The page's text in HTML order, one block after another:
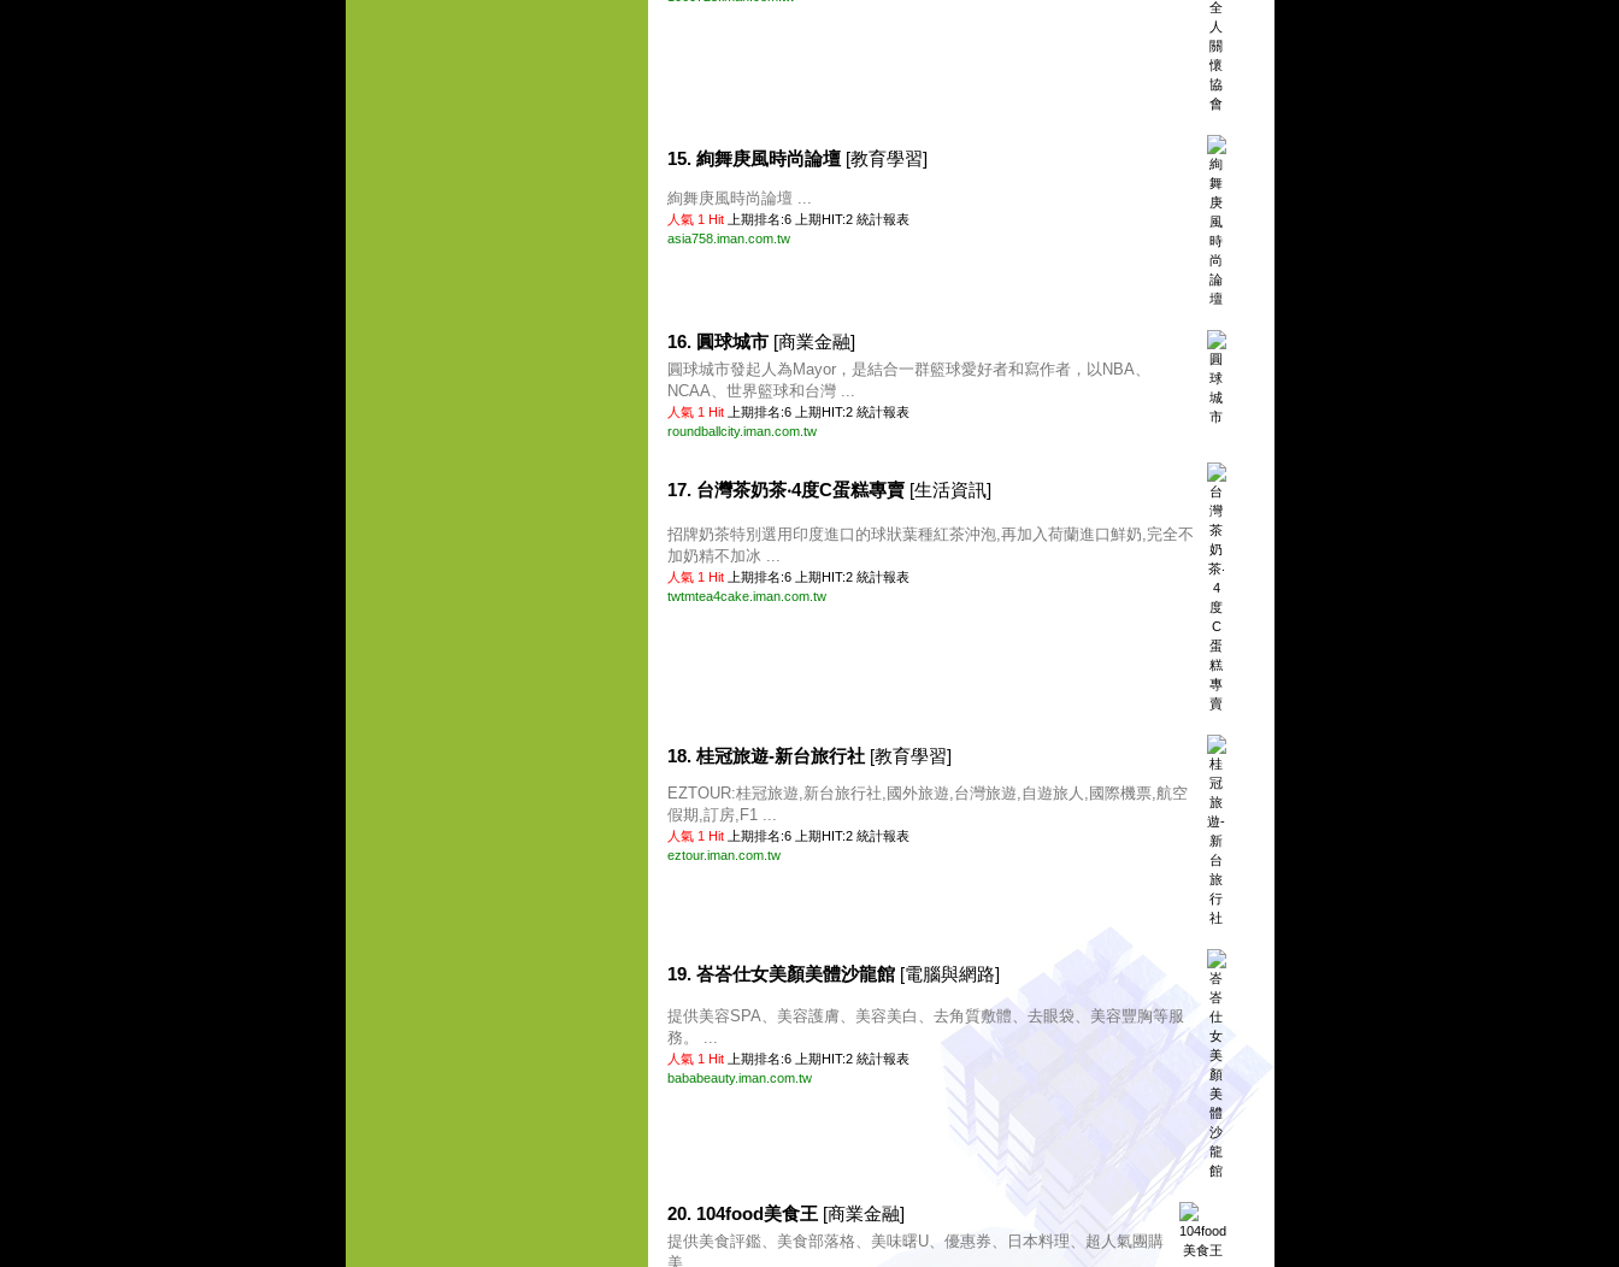
15. 絢舞庚風時尚論壇 [教育學習]
絢舞庚風時尚論壇 ...
人氣 1 Hit 上期排名:6 上期HIT:2 統計報表
asia758.iman.com.tw
16. 圓球城市 [商業金融]
圓球城市發起人為Mayor，是結合一群籃球愛好者和寫作者，以NBA、
NCAA、世界籃球和台灣 ...
人氣 1 Hit 上期排名:6 上期HIT:2 統計報表
roundballcity.iman.com.tw
17. 台灣茶奶茶‧4度C蛋糕專賣 [生活資訊]
招牌奶茶特別選用印度進口的球狀葉種紅茶沖泡,再加入荷蘭進口鮮奶,完全不
加奶精不加冰 ...
人氣 1 Hit 上期排名:6 上期HIT:2 統計報表
twtmtea4cake.iman.com.tw
18. 桂冠旅遊-新台旅行社 [教育學習]
EZTOUR:桂冠旅遊,新台旅行社,國外旅遊,台灣旅遊,自遊旅人,國際機票,航空
假期,訂房,F1 ...
人氣 1 Hit 上期排名:6 上期HIT:2 統計報表
eztour.iman.com.tw
19. 峇峇仕女美顏美體沙龍館 [電腦與網路]
提供美容SPA、美容護膚、美容美白、去角質敷體、去眼袋、美容豐胸等服
務。 ...
人氣 1 Hit 上期排名:6 上期HIT:2 統計報表
bababeauty.iman.com.tw
20. 104food美食王 [商業金融]
提供美食評鑑、美食部落格、美味曙U、優惠券、日本料理、超人氣團購
美 ...